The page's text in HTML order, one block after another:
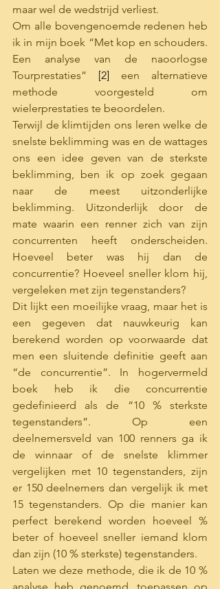
maar wel de wedstrijd verliest.
Om alle bovengenoemde redenen heb
ik in mijn boek “Met kop en schouders.
Een analyse van de naoorlogse
Tourprestaties” [2] een alternatieve
methode voorgesteld om
wielerprestaties te beoordelen.
Terwijl de klimtijden ons leren welke de
snelste beklimming was en de wattages
ons een idee geven van de sterkste
beklimming, ben ik op zoek gegaan
naar de meest uitzonderlijke
beklimming. Uitzonderlijk door de
mate waarin een renner zich van zijn
concurrenten heeft onderscheiden.
Hoeveel beter was hij dan de
concurrentie? Hoeveel sneller klom hij,
vergeleken met zijn tegenstanders?
Dit lijkt een moeilijke vraag, maar het is
een gegeven dat nauwkeurig kan
berekend worden op voorwaarde dat
men een sluitende definitie geeft aan
“de concurrentie”. In hogervermeld
boek heb ik die concurrentie
gedefinieerd als de “10 % sterkste
tegenstanders”. Op een
deelnemersveld van 100 renners ga ik
de winnaar of de snelste klimmer
vergelijken met 10 tegenstanders, zijn
er 150 deelnemers dan vergelijk ik met
15 tegenstanders. Op die manier kan
perfect berekend worden hoeveel %
beter of hoeveel sneller iemand klom
dan zijn (10 % sterkste) tegenstanders.
Laten we deze methode, die ik de 10 %